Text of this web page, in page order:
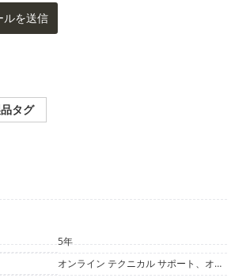
ルを送信
タグ
5年
オンライン テクニカル サポート、オンサイト インストール、オンサイト トレーニング、オンサイト検査、無料のスペア パーツ、なし